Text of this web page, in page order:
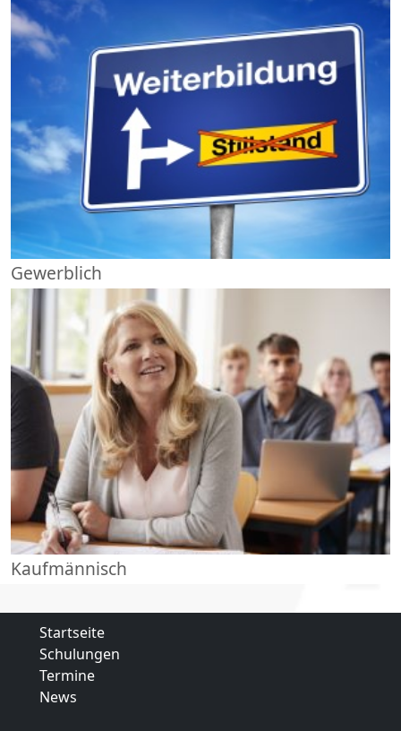
Gewerblich
Kaufmännisch
Startseite
Schulungen
Termine
News